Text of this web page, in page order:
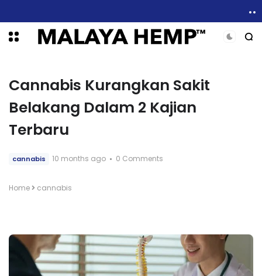
Cannabis Kurangkan Sakit
Belakang Dalam 2 Kajian
Terbaru
cannabis 10 months ago 0 Comments
Home cannabis